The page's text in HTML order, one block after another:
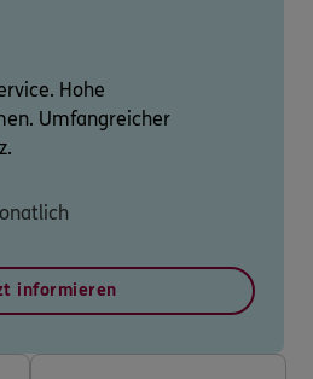
Hohe
Umfangreicher
informieren